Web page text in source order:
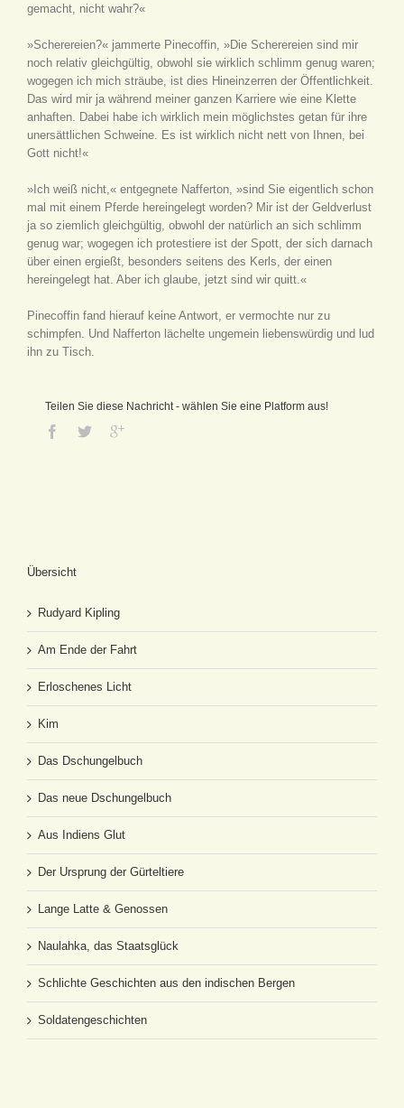
gemacht, nicht wahr?«
»Scherereien?« jammerte Pinecoffin, »Die Scherereien sind mir
noch relativ gleichgültig, obwohl sie wirklich schlimm genug waren;
wogegen ich mich sträube, ist dies Hineinzerren der Öffentlichkeit.
Das wird mir ja während meiner ganzen Karriere wie eine Klette
anhaften. Dabei habe ich wirklich mein möglichstes getan für ihre
unersättlichen Schweine. Es ist wirklich nicht nett von Ihnen, bei
Gott nicht!«
»Ich weiß nicht,« entgegnete Nafferton, »sind Sie eigentlich schon
mal mit einem Pferde hereingelegt worden? Mir ist der Geldverlust
ja so ziemlich gleichgültig, obwohl der natürlich an sich schlimm
genug war; wogegen ich protestiere ist der Spott, der sich darnach
über einen ergießt, besonders seitens des Kerls, der einen
hereingelegt hat. Aber ich glaube, jetzt sind wir quitt.«
Pinecoffin fand hierauf keine Antwort, er vermochte nur zu
schimpfen. Und Nafferton lächelte ungemein liebenswürdig und lud
ihn zu Tisch.
Teilen Sie diese Nachricht - wählen Sie eine Platform aus!
Übersicht
Rudyard Kipling
Am Ende der Fahrt
Erloschenes Licht
Kim
Das Dschungelbuch
Das neue Dschungelbuch
Aus Indiens Glut
Der Ursprung der Gürteltiere
Lange Latte & Genossen
Naulahka, das Staatsglück
Schlichte Geschichten aus den indischen Bergen
Soldatengeschichten